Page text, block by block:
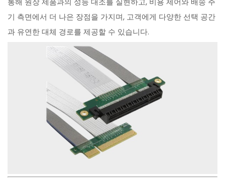
기 측면에서 더 나은 장점을 가지며, 고객에게 다양한 선택 공간
과 유연한 대체 경로를 제공할 수 있습니다.